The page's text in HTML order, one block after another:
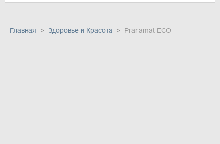
Главная Здоровье и Красота Pranamat ECO